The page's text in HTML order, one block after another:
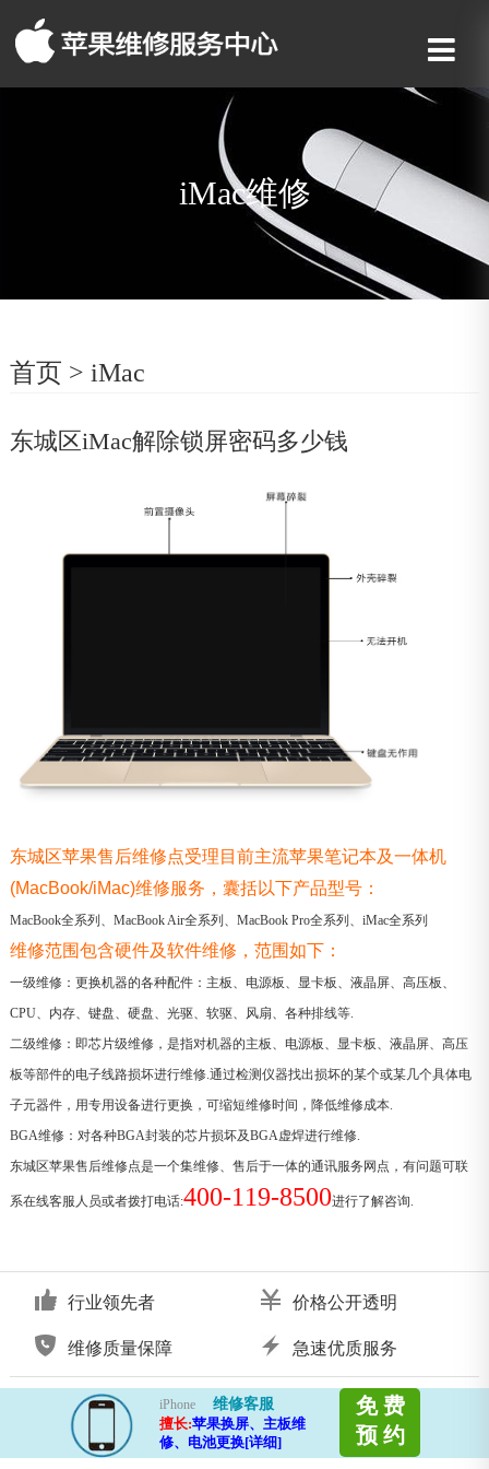
iMac维修
首页 > iMac
东城区iMac解除锁屏密码多少钱
东城区苹果售后维修点受理目前主流苹果笔记本及一体机
(MacBook/iMac)维修服务，囊括以下产品型号：
MacBook全系列、MacBook Air全系列、MacBook Pro全系列、iMac全系列
维修范围包含硬件及软件维修，范围如下：
一级维修：更换机器的各种配件：主板、电源板、显卡板、液晶屏、高压板、
CPU、内存、键盘、硬盘、光驱、软驱、风扇、各种排线等.
二级维修：即芯片级维修，是指对机器的主板、电源板、显卡板、液晶屏、高压
板等部件的电子线路损坏进行维修.通过检测仪器找出损坏的某个或某几个具体电
子元器件，用专用设备进行更换，可缩短维修时间，降低维修成本.
BGA维修：对各种BGA封装的芯片损坏及BGA虚焊进行维修.
东城区苹果售后维修点是一个集维修、售后于一体的通讯服务网点，有问题可联
系在线客服人员或者拨打电话:400-119-8500进行了解咨询.
行业领先者 价格公开透明
维修质量保障 急速优质服务
iPhone
维修客服
擅长:苹果换屏、主板维
修、电池更换[详细]
免 费
预 约